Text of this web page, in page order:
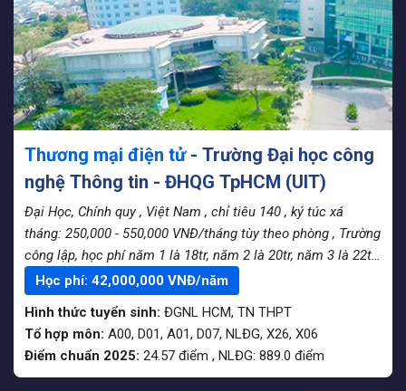
Thương mại điện tử - Trường Đại học công
nghệ Thông tin - ĐHQG TpHCM (UIT)
Đại Học, Chính quy , Việt Nam , chỉ tiêu 140 , ký túc xá
tháng: 250,000 - 550,000 VNĐ/tháng tùy theo phòng , Trường
công lập, học phí năm 1 là 18tr, năm 2 là 20tr, năm 3 là 22tr,
năm 4 là 24tr
Học phí: 42,000,000 VNĐ/năm
Hình thức tuyển sinh: ĐGNL HCM, TN THPT
Tổ hợp môn: A00, D01, A01, D07, NLĐG, X26, X06
Điểm chuẩn 2025: 24.57 điểm , NLĐG: 889.0 điểm